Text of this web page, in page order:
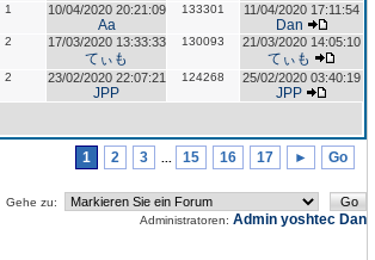
1 10/04/2020 20:21:09
Aa
133301 11/04/2020 17:11:54
Dan
2 17/03/2020 13:33:33
てぃも
130093 21/03/2020 14:05:10
てぃも
2 23/02/2020 22:07:21
JPP
124268 25/02/2020 03:40:19
JPP
1 2 3 15 16 17 ► Go
Gehe zu:
Administratoren: Admin yoshtec Dan